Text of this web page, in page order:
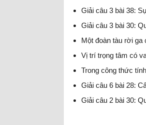
Giải câu 3 bài 38:
Giải câu 3 bài 30:
Một đoàn tàu rời ga
Vị trí trọng tâm có
Trong công thức
Giải câu 6 bài 28:
Giải câu 2 bài 30: